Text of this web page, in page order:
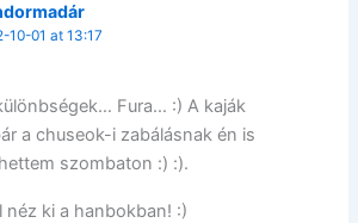
10-01 at 13:17
Fura… :) A kaják
a chuseok-i zabálásnak én is
szombaton :) :).
néz ki a hanbokban! :)